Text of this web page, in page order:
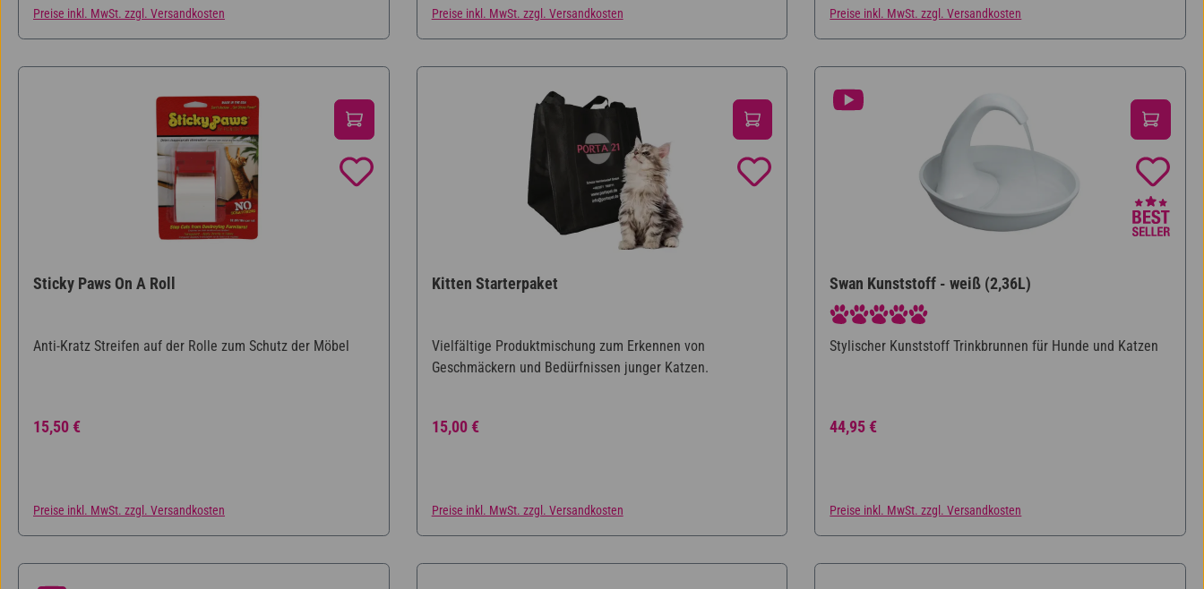
Preise inkl. MwSt. zzgl. Versandkosten Preise inkl. MwSt. zzgl. Versandkosten Preise inkl. MwSt. zzgl. Versandkosten
Sticky Paws On A Roll
Anti-Kratz Streifen auf der Rolle zum Schutz der Möbel
Regulärer Preis:
15,50 €
Preise inkl. MwSt. zzgl. Versandkosten
Kitten Starterpaket
Vielfältige Produktmischung zum Erkennen von
Geschmäckern und Bedürfnissen junger Katzen.
Regulärer Preis:
15,00 €
Preise inkl. MwSt. zzgl. Versandkosten
Swan Kunststoff - weiß (2,36L)
Durchschnittliche Bewertung von 5 von 5 Sternen
Stylischer Kunststoff Trinkbrunnen für Hunde und Katzen
Regulärer Preis:
44,95 €
Preise inkl. MwSt. zzgl. Versandkosten